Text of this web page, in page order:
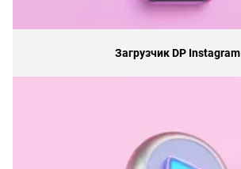
Загрузчик DP Instagram